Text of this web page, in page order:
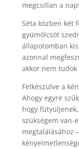
megcsillan a
Séta közben két
gyümölcsöt
állapotomban
azonnal
akkor nem
Felkészülve a
Ahogy egyre
hogy
szükségem van-
megtalálásához